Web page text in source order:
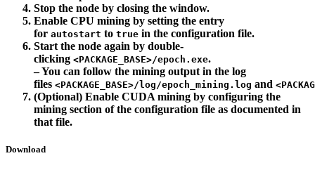
Stop the node by closing the window.
Enable CPU mining by setting the entry
for autostart to true in the configuration file.
Start the node again by double-
clicking <PACKAGE_BASE>/epoch.exe.
– You can follow the mining output in the log
files <PACKAGE_BASE>/log/epoch_mining.log and
(Optional) Enable CUDA mining by configuring the
mining section of the configuration file as documented in
that file.
Download